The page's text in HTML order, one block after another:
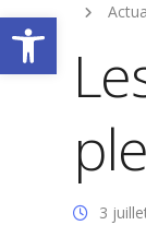
Ouvrir
3